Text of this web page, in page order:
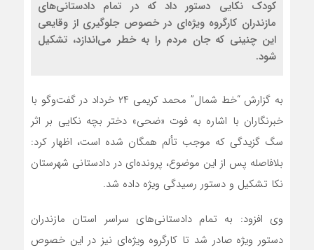
کودک نکایی دستور داد که در تمام دادستانی‌های
مازندران کارگروه ویژه‌ای در خصوص جلوگیری از وقایعی
این چنینی که جان مردم را به خطر می‌اندازد، تشکیل
شود.
به گزارش “خط شمال” محمد کریمی ۲۴ خرداد در گفت‌وگو با
خبرنگاران با اشاره به فوت «ضحی» دختر بچه نکایی بر اثر
سگ گزیدگی که موجب تألم همگان شده است، اظهار کرد:
بلافاصله پس از این موضوع، پرونده‌ای در دادستانی شهرستان
نکا تشکیل و دستور رسیدگی ویژه داده شد.
وی افزود: به تمام دادستانی‌های سراسر استان مازندران
دستور ویژه صادر شد تا کارگروه ویژه‌ای نیز در این خصوص